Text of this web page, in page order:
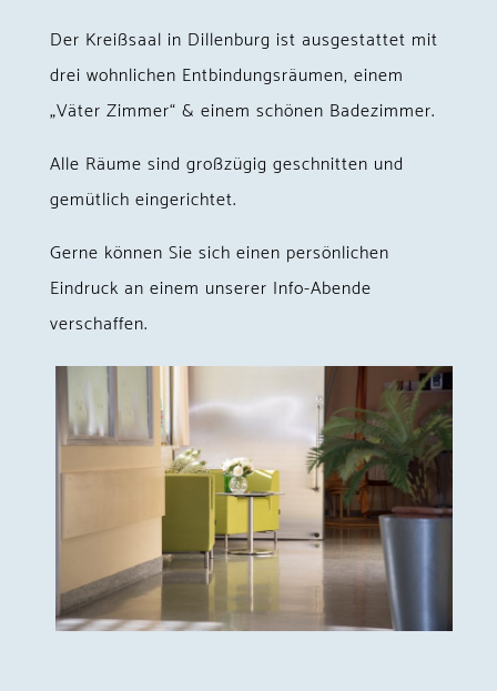
Der Kreißsaal in Dillenburg ist ausgestattet mit
drei wohnlichen Entbindungsräumen, einem
„Väter Zimmer“ & einem schönen Badezimmer.
Alle Räume sind großzügig geschnitten und
gemütlich eingerichtet.
Gerne können Sie sich einen persönlichen
Eindruck an einem unserer Info-Abende
verschaffen.